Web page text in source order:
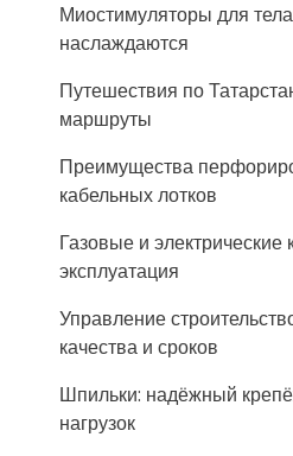
Миостимуляторы для
наслаждаются
Путешествия по
маршруты
Преимущества
кабельных лотков
Газовые и электрические
эксплуатация
Управление
качества и сроков
Шпильки: надёжный
нагрузок